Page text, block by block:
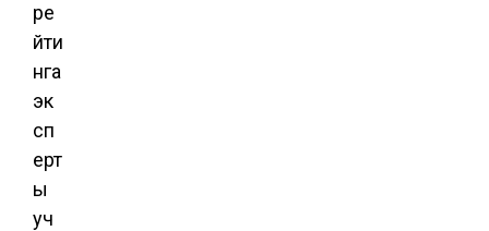
ре
йти
нга
эк
сп
ерт
ы
уч